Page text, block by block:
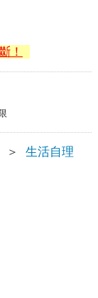
！
＞ 生活自理